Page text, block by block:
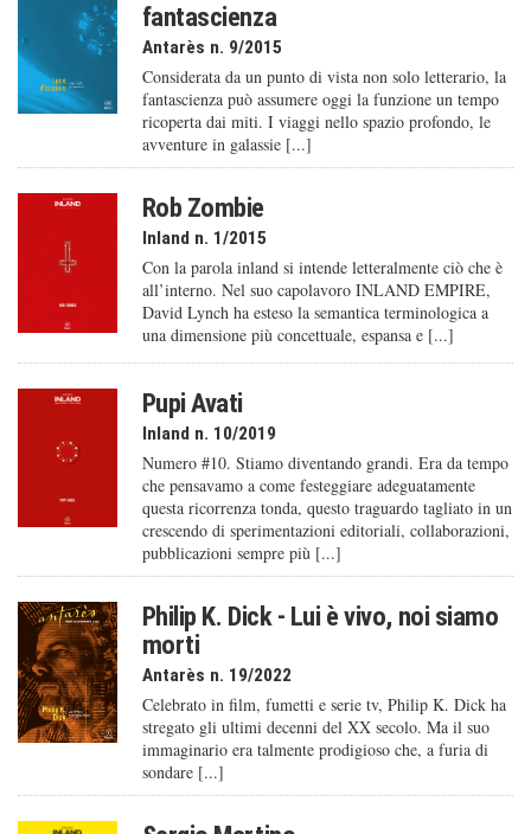
fantascienza
Antarès n. 9/2015
Considerata da un punto di vista non solo letterario, la
fantascienza può assumere oggi la funzione un tempo
ricoperta dai miti. I viaggi nello spazio profondo, le
avventure in galassie [...]
Rob Zombie
Inland n. 1/2015
Con la parola inland si intende letteralmente ciò che è
all’interno. Nel suo capolavoro INLAND EMPIRE,
David Lynch ha esteso la semantica terminologica a
una dimensione più concettuale, espansa e [...]
Pupi Avati
Inland n. 10/2019
Numero #10. Stiamo diventando grandi. Era da tempo
che pensavamo a come festeggiare adeguatamente
questa ricorrenza tonda, questo traguardo tagliato in un
crescendo di sperimentazioni editoriali, collaborazioni,
pubblicazioni sempre più [...]
Philip K. Dick - Lui è vivo, noi siamo
morti
Antarès n. 19/2022
Celebrato in film, fumetti e serie tv, Philip K. Dick ha
stregato gli ultimi decenni del XX secolo. Ma il suo
immaginario era talmente prodigioso che, a furia di
sondare [...]